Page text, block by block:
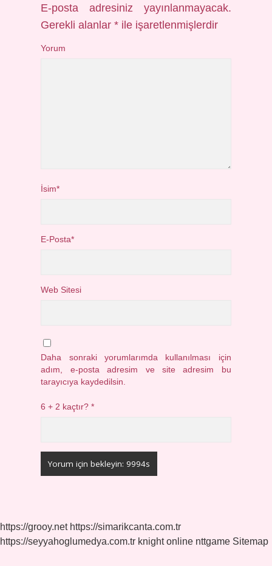
E-posta adresiniz yayınlanmayacak.
Gerekli alanlar* ile işaretlenmişlerdir
Yorum
İsim*
E-Posta*
Web Sitesi
Daha sonraki yorumlarımda kullanılması için
adım, e-posta adresim ve site adresim bu
tarayıcıya kaydedilsin.
6 + 2 kaçtır?*
https://grooy.net https://simarikcanta.com.tr
https://seyyahoglumedya.com.tr knight online nttgame Sitemap